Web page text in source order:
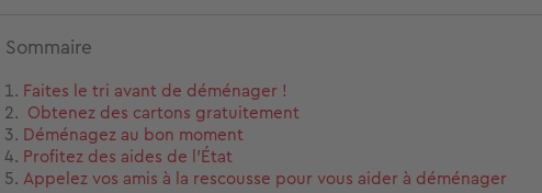
Sommaire
Faites le tri avant de déménager !
Obtenez des cartons gratuitement
Déménagez au bon moment
Profitez des aides de l'État
Appelez vos amis à la rescousse pour vous aider à déménager